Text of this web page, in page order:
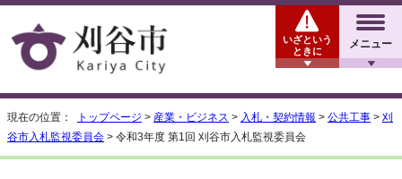
メニュー
いざという
ときに
現在の位置： トップページ > 産業・ビジネス > 入札・契約情報 > 公共工事 > 刈
谷市入札監視委員会 > 令和3年度 第1回 刈谷市入札監視委員会